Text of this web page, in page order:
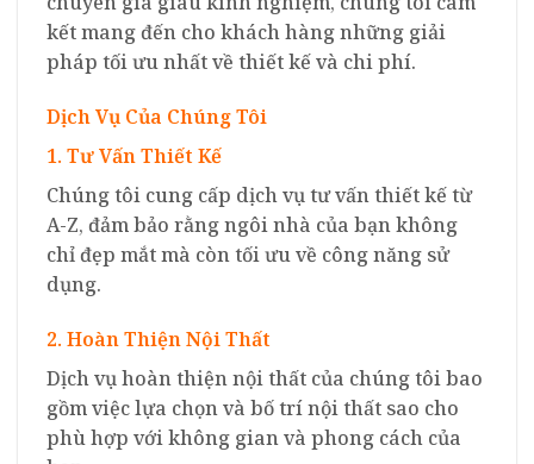
kết mang đến cho khách hàng những giải
pháp tối ưu nhất về thiết kế và chi phí.
Dịch Vụ Của Chúng Tôi
1. Tư Vấn Thiết Kế
Chúng tôi cung cấp dịch vụ tư vấn thiết kế từ
A-Z, đảm bảo rằng ngôi nhà của bạn không
chỉ đẹp mắt mà còn tối ưu về công năng sử
dụng.
2. Hoàn Thiện Nội Thất
Dịch vụ hoàn thiện nội thất của chúng tôi bao
gồm việc lựa chọn và bố trí nội thất sao cho
phù hợp với không gian và phong cách của